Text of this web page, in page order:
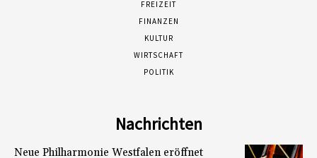
FREIZEIT
FINANZEN
KULTUR
WIRTSCHAFT
POLITIK
Nachrichten
Neue Philharmonie Westfalen eröffnet